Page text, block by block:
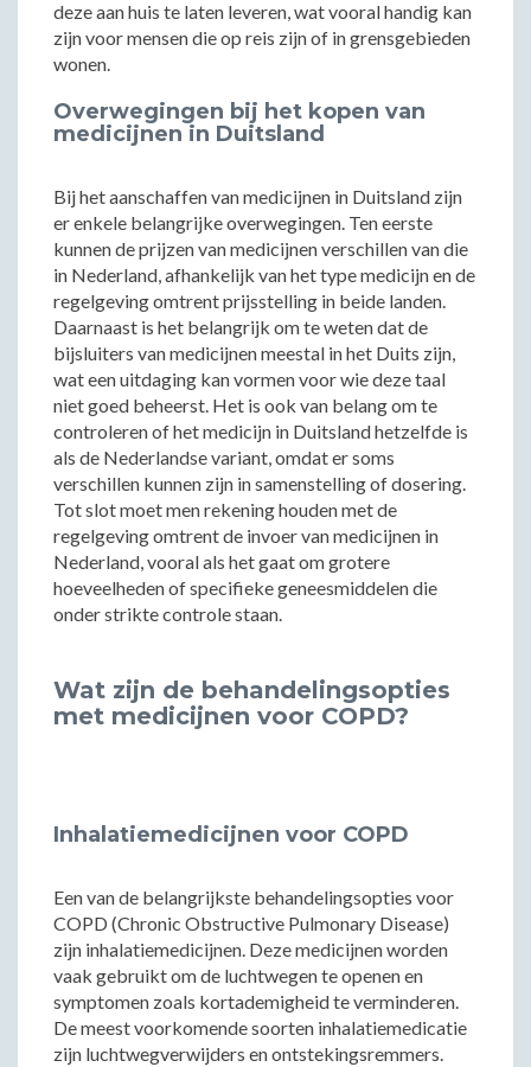
deze aan huis te laten leveren, wat vooral handig kan
zijn voor mensen die op reis zijn of in grensgebieden
wonen.
Overwegingen bij het kopen van
medicijnen in Duitsland
Bij het aanschaffen van medicijnen in Duitsland zijn
er enkele belangrijke overwegingen. Ten eerste
kunnen de prijzen van medicijnen verschillen van die
in Nederland, afhankelijk van het type medicijn en de
regelgeving omtrent prijsstelling in beide landen.
Daarnaast is het belangrijk om te weten dat de
bijsluiters van medicijnen meestal in het Duits zijn,
wat een uitdaging kan vormen voor wie deze taal
niet goed beheerst. Het is ook van belang om te
controleren of het medicijn in Duitsland hetzelfde is
als de Nederlandse variant, omdat er soms
verschillen kunnen zijn in samenstelling of dosering.
Tot slot moet men rekening houden met de
regelgeving omtrent de invoer van medicijnen in
Nederland, vooral als het gaat om grotere
hoeveelheden of specifieke geneesmiddelen die
onder strikte controle staan.
Wat zijn de behandelingsopties
met medicijnen voor COPD?
Inhalatiemedicijnen voor COPD
Een van de belangrijkste behandelingsopties voor
COPD (Chronic Obstructive Pulmonary Disease)
zijn inhalatiemedicijnen. Deze medicijnen worden
vaak gebruikt om de luchtwegen te openen en
symptomen zoals kortademigheid te verminderen.
De meest voorkomende soorten inhalatiemedicatie
zijn luchtwegverwijders en ontstekingsremmers.